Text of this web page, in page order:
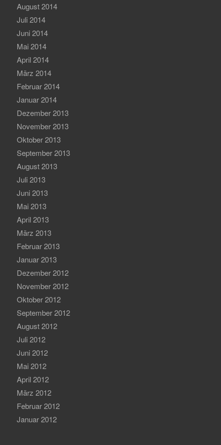
August 2014
Juli 2014
Juni 2014
Mai 2014
April 2014
März 2014
Februar 2014
Januar 2014
Dezember 2013
November 2013
Oktober 2013
September 2013
August 2013
Juli 2013
Juni 2013
Mai 2013
April 2013
März 2013
Februar 2013
Januar 2013
Dezember 2012
November 2012
Oktober 2012
September 2012
August 2012
Juli 2012
Juni 2012
Mai 2012
April 2012
März 2012
Februar 2012
Januar 2012